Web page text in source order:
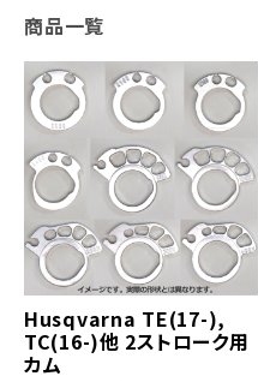
商品一覧
Husqvarna TE(17-),
TC(16-)他 2ストローク用
カム